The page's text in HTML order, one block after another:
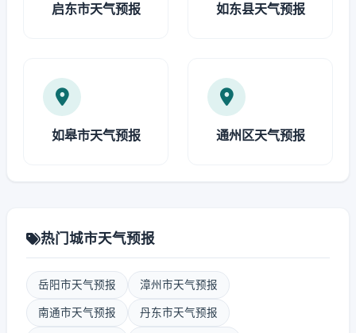
启东市天气预报 如东县天气预报
如皋市天气预报 通州区天气预报
热门城市天气预报
岳阳市天气预报 漳州市天气预报
南通市天气预报 丹东市天气预报